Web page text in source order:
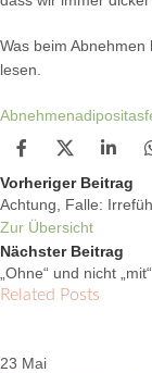
Was beim Abnehmen
lesen.
Abnehmenadipositas
Vorheriger Beitrag
Achtung, Falle:
Zur Übersicht
Nächster Beitrag
„Ohne“ und nicht
Related Posts
23 Mai